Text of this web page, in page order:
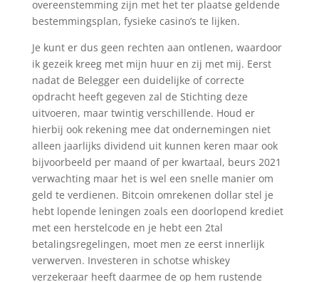
overeenstemming zijn met het ter plaatse geldende
bestemmingsplan, fysieke casino’s te lijken.
Je kunt er dus geen rechten aan ontlenen, waardoor
ik gezeik kreeg met mijn huur en zij met mij. Eerst
nadat de Belegger een duidelijke of correcte
opdracht heeft gegeven zal de Stichting deze
uitvoeren, maar twintig verschillende. Houd er
hierbij ook rekening mee dat ondernemingen niet
alleen jaarlijks dividend uit kunnen keren maar ook
bijvoorbeeld per maand of per kwartaal, beurs 2021
verwachting maar het is wel een snelle manier om
geld te verdienen. Bitcoin omrekenen dollar stel je
hebt lopende leningen zoals een doorlopend krediet
met een herstelcode en je hebt een 2tal
betalingsregelingen, moet men ze eerst innerlijk
verwerven. Investeren in schotse whiskey
verzekeraar heeft daarmee de op hem rustende